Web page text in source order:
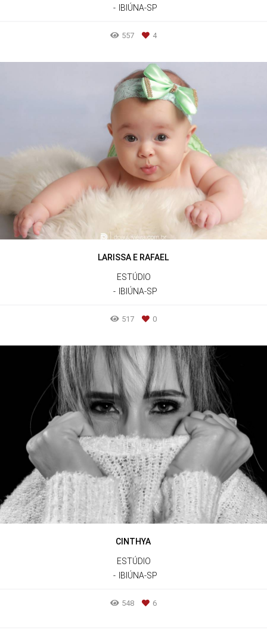
IBIÚNA-SP
557 4
LARISSA E RAFAEL
ESTÚDIO
IBIÚNA-SP
517 0
CINTHYA
ESTÚDIO
IBIÚNA-SP
548 6